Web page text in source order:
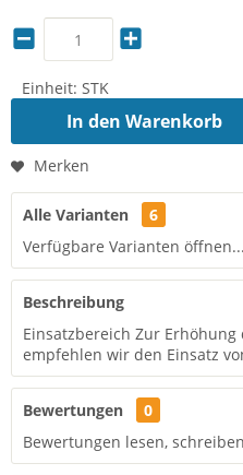
Einheit: STK
In den Warenkorb
Merken
Alle Varianten
6
Verfügbare Varianten öffnen...
Beschreibung
Einsatzbereich Zur
empfehlen wir den Einsatz
Bewertungen
0
Bewertungen lesen,